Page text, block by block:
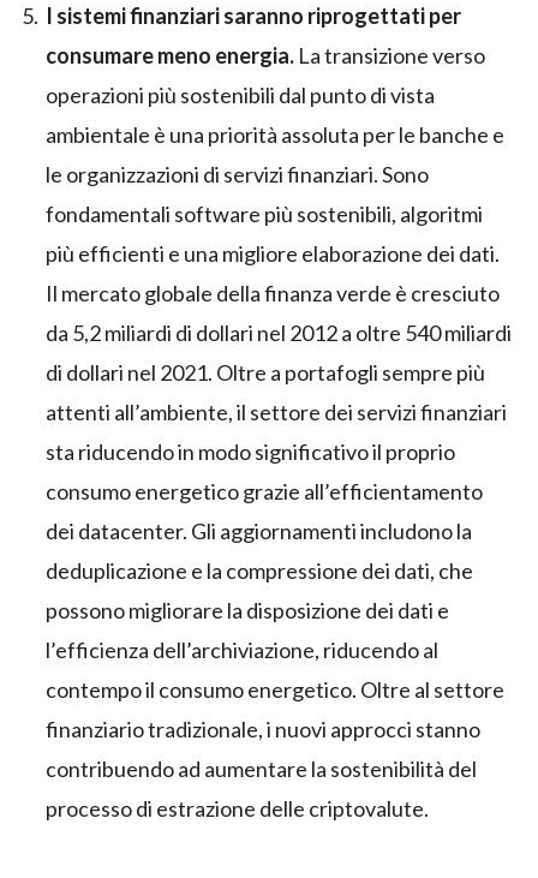
I sistemi finanziari saranno riprogettati per
consumare meno energia. La transizione verso
operazioni più sostenibili dal punto di vista
ambientale è una priorità assoluta per le banche e
le organizzazioni di servizi finanziari. Sono
fondamentali software più sostenibili, algoritmi
più efficienti e una migliore elaborazione dei dati.
Il mercato globale della finanza verde è cresciuto
da 5,2 miliardi di dollari nel 2012 a oltre 540 miliardi
di dollari nel 2021. Oltre a portafogli sempre più
attenti all’ambiente, il settore dei servizi finanziari
sta riducendo in modo significativo il proprio
consumo energetico grazie all’efficientamento
dei datacenter. Gli aggiornamenti includono la
deduplicazione e la compressione dei dati, che
possono migliorare la disposizione dei dati e
l’efficienza dell’archiviazione, riducendo al
contempo il consumo energetico. Oltre al settore
finanziario tradizionale, i nuovi approcci stanno
contribuendo ad aumentare la sostenibilità del
processo di estrazione delle criptovalute.